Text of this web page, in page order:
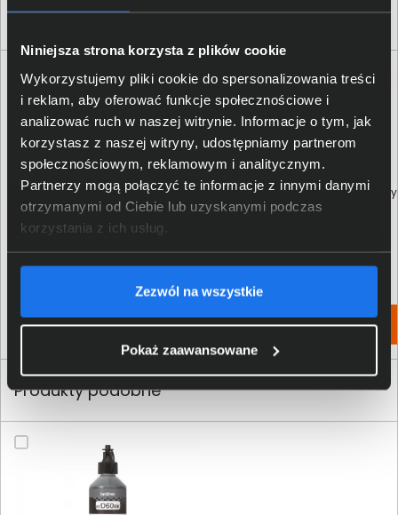
Niniejsza strona korzysta z plików cookie
Wykorzystujemy pliki cookie do spersonalizowania treści
i reklam, aby oferować funkcje społecznościowe i
analizować ruch w naszej witrynie. Informacje o tym, jak
korzystasz z naszej witryny, udostępniamy partnerom
społecznościowym, reklamowym i analitycznym.
Partnerzy mogą połączyć te informacje z innymi danymi
otrzymanymi od Ciebie lub uzyskanymi podczas
korzystania z ich usług.
Zezwól na wszystkie
Pokaż zaawansowane
wybierali również
Tusz Brother BT-D60BK czarny
34,00 zł
Włóż do torby
Tusz Brother BT-5000C błękitny
26,00 zł
netto: 21,14 zł
Włóż do torby
Produkty podobne